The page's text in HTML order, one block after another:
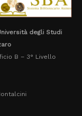
degli Studi
B – 3° Livello